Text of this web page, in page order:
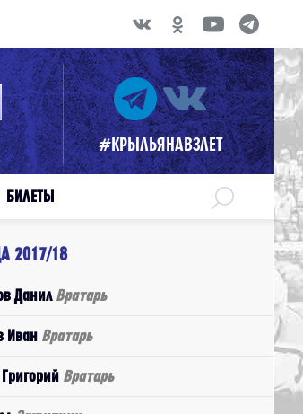
#КРЫЛЬЯНАВЗЛЕТ
БИЛЕТЫ
2017/18
Данил Вратарь
Иван Вратарь
Вратарь